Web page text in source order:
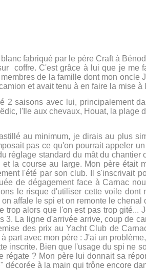
fabriqué par le père Craft à
coffre. C'est grâce à lui que je me
de la famille dont mon
et avait tenu à en faire la mise
2 saisons avec lui, principalement
l'Ile aux chevaux, Houat, la plage
au minimum, je dirais au plus
pas ce qu'on pourrait appeler
réglage standard du mât du
la course au large. Mon père était
l'été par son club. Il s'inscrivait
de dégagement face à Carnac
le risque d'utiliser cette voile
affale le spi et on remonte le
trop alors que l'on est pas trop
3. La ligne d'arrivée arrive, coup de
des prix au Yacht Club de
part avec mon père : J'ai un
inscrite. Bien que l'usage du spi ne
régate ? Mon père lui donnait sa
décorée à la main qui trône encore